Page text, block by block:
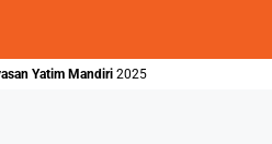
Yatim Mandiri 2025